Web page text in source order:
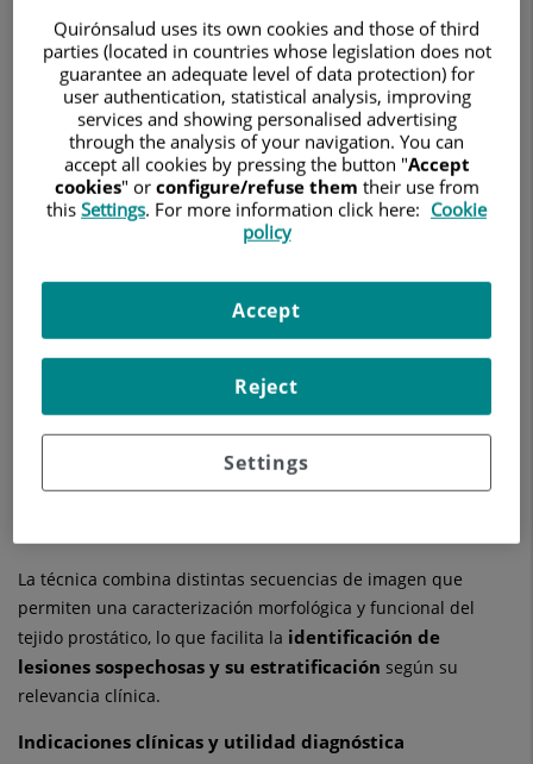
12 de junio de 2026
HOSPITAL QUIRÓNSALUD MARBELLA RADIODIAGNÓSTICO
La incorporación de una segunda resonancia en el Hospital
Quirónsalud Marbella facilita el acceso a técnicas clave
como la resonancia multiparamétrica de próstata
resonancia magnética multiparamétrica de
el abordaje actual del cáncer prostático, al permitir una
valoración detallada de la glándula y la detección de lesiones
con sospecha de relevancia clínica en fases iniciales.
En este contexto de precisión diagnóstica creciente, el
Hospital Quirónsalud Marbellaha incorporado una
segunda resonancia magnética de alto campo y túnel
, que refuerza la capacidad del
La técnica combina distintas secuencias de imagen que
permiten una caracterización morfológica y funcional del
tejido prostático, lo que facilita la identificación de
lesiones sospechosas y su estratificación según su
relevancia clínica.
Indicaciones clínicas y utilidad diagnóstica
Quirónsalud uses its own cookies and those of third
parties (located in countries whose legislation does not
guarantee an adequate level of data protection) for
user authentication, statistical analysis, improving
services and showing personalised advertising
through the analysis of your navigation. You can
accept all cookies by pressing the button "Accept
cookies" or configure/refuse them their use from
this Settings. For more information click here: Cookie
policy
Settings
Reject
Accept